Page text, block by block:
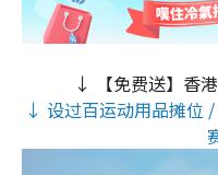
↓ 【免费送】香
↓ 设过百运动用品摊位